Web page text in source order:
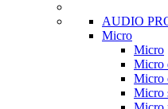
AUDIO
Micro
Micro
Micro
Micro
Micro